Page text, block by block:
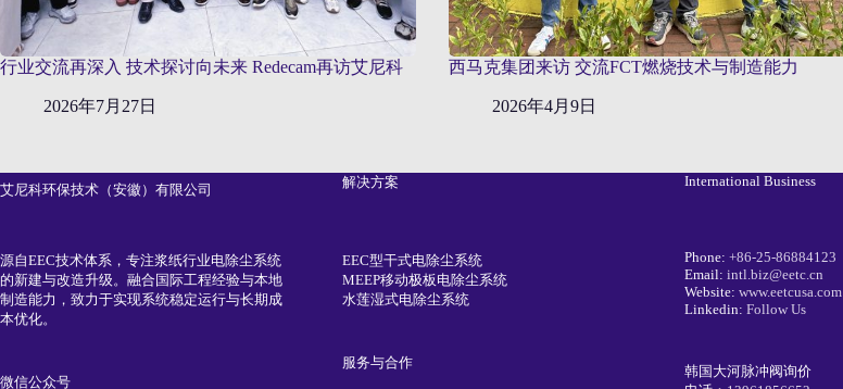
行业交流再深入 技术探讨向未来 Redecam再访艾尼科
2026年7月27日
西马克集团来访 交流FCT燃烧技术与制造能力
2026年4月9日
艾尼科环保技术（安徽）有限公司
源自EEC技术体系，专注浆纸行业电除尘系统
的新建与改造升级。融合国际工程经验与本地
制造能力，致力于实现系统稳定运行与长期成
本优化。
微信公众号
解决方案
EEC型干式电除尘系统
MEEP移动极板电除尘系统
水莲湿式电除尘系统
服务与合作
International Business
Phone: +86-25-86884123
Email: intl.biz@eetc.cn
Website: www.eetcusa.com
Linkedin: Follow Us
韩国大河脉冲阀询价